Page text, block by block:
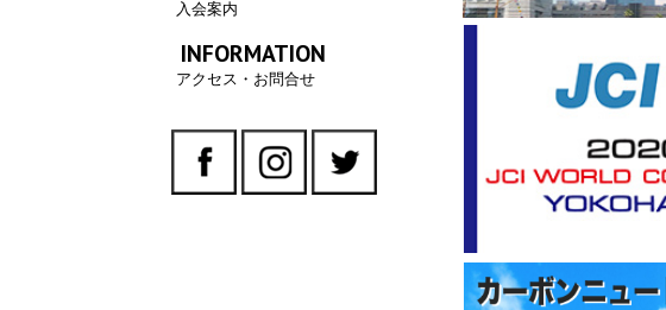
入会案内
INFORMATION
アクセス・お問合せ